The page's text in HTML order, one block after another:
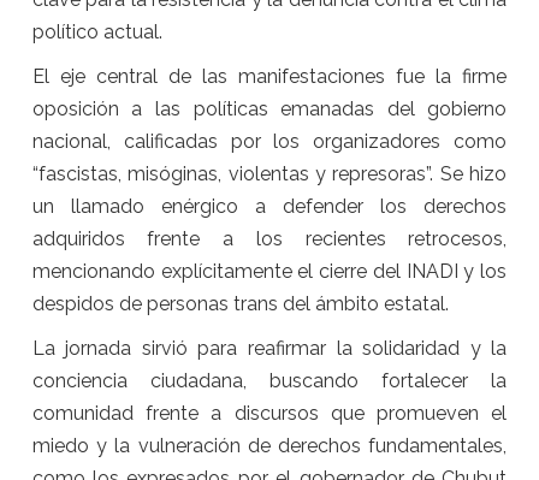
político actual.
El eje central de las manifestaciones fue la firme
oposición a las políticas emanadas del gobierno
nacional, calificadas por los organizadores como
“fascistas, misóginas, violentas y represoras”. Se hizo
un llamado enérgico a defender los derechos
adquiridos frente a los recientes retrocesos,
mencionando explícitamente el cierre del INADI y los
despidos de personas trans del ámbito estatal.
La jornada sirvió para reafirmar la solidaridad y la
conciencia ciudadana, buscando fortalecer la
comunidad frente a discursos que promueven el
miedo y la vulneración de derechos fundamentales,